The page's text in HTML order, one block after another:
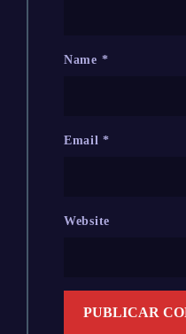
Name *
Email*
Website